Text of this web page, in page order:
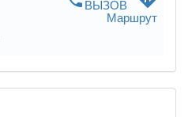
ВЫЗОВ
Маршрут